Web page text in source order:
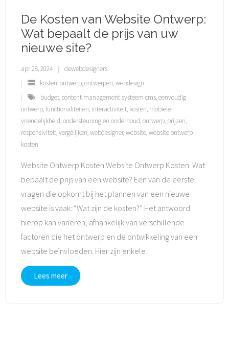
De Kosten van Website Ontwerp:
Wat bepaalt de prijs van uw
nieuwe site?
apr 28, 2024
dewebdesigners
kosten,ontwerp,ontwerpen,webdesign
budget,content management systeem cms,eenvoudig
ontwerp,functionaliteiten, interactiviteit, kosten, mobiele
vriendelijkheid,ondersteuning en onderhoud,ontwerp, prijzen,
responsiviteit,vergelijken,webdesigner,website,website ontwerp
kosten
Website Ontwerp Kosten Website Ontwerp Kosten: Wat
bepaalt de prijs van een website? Een van de eerste
vragen die opkomt bij het plannen van een nieuwe
website is vaak: “Wat zijn de kosten?” Het antwoord
hierop kan variëren, afhankelijk van verschillende
factoren die het ontwerp en de ontwikkeling van een
website beïnvloeden. Hier zijn enkele…
Lees meer